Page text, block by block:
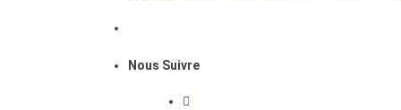
Nous Suivre